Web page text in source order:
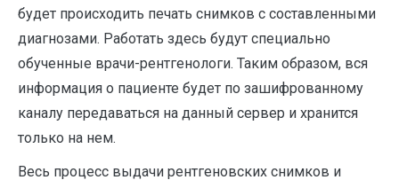
будет происходить печать снимков с составленными
диагнозами. Работать здесь будут специально
обученные врачи-рентгенологи. Таким образом, вся
информация о пациенте будет по зашифрованному
каналу передаваться на данный сервер и хранится
только на нем.
Весь процесс выдачи рентгеновских снимков и